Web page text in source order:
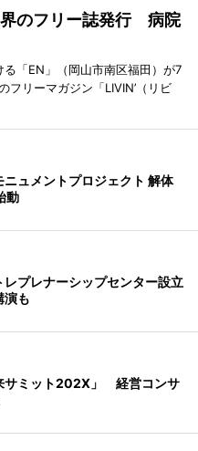
のフリー誌発行 病院
「EN」（岡山市南区福田）が7
フリーマガジン「LIVIN’（リビ
ニュメントプロジェクト 解体
動
レプレナーシップセンター設立
も
サミット202X」 経営コンサ